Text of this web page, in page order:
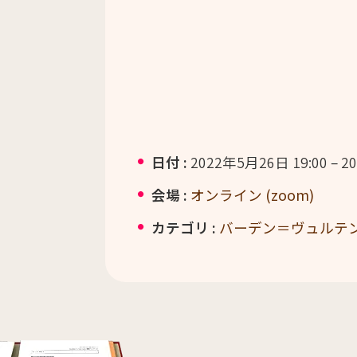
日付 : 2022年5月26日 19:00 –
会場 : オンライン (zoom)
カテゴリ : バーデン＝ヴュルテ